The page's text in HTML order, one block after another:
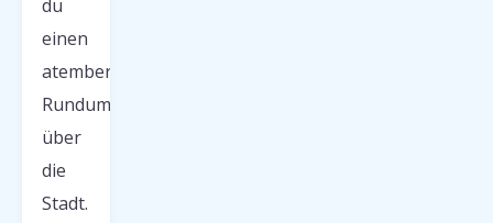
du
einen
atemberaubenden
Rundumblick
über
die
Stadt.